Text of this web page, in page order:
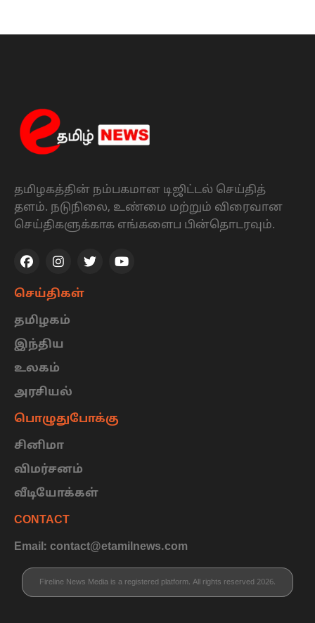
தமிழகத்தின் நம்பகமான டிஜிட்டல் செய்தித்
தளம். நடுநிலை, உண்மை மற்றும் விரைவான
செய்திகளுக்காக எங்களைப பின்தொடரவும்.
செய்திகள்
தமிழகம்
இந்திய
உலகம்
அரசியல்
பொழுதுபோக்கு
சினிமா
விமர்சனம்
வீடியோக்கள்
CONTACT
Email: contact@etamilnews.com
Fireline News Media is a registered platform. All rights reserved 2026.